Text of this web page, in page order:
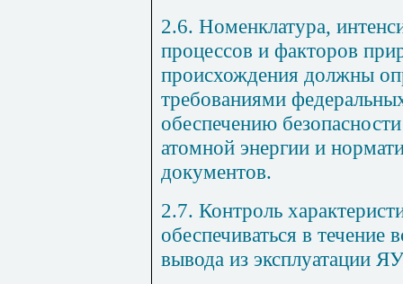
2.6. Номенклатура,
процессов и факторов
происхождения должны
требованиями
обеспечению
атомной энергии и
документов.
2.7. Контроль
обеспечиваться в течение
вывода из эксплуатации